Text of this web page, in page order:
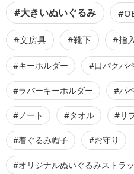
#大きいぬいぐるみ
#文房具 #靴下 #指
#キーホルダー #口パクパ
#ラバーキーホルダー #パ
#ノート #タオル #リ
#着ぐるみ帽子 #お守り
#オリジナルぬいぐるみストラ